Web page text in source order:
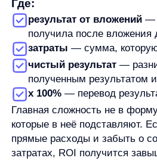
Пример расчёта ROI
Допустим, компания вложила 100
в проект и получила 140 000 рублей